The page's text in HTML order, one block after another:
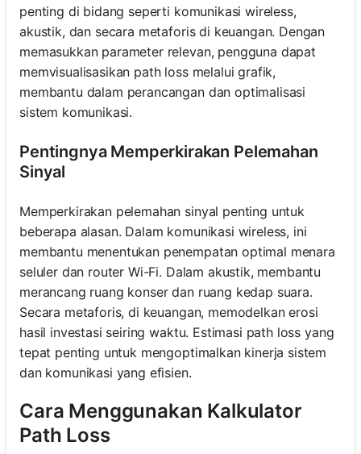
penting di bidang seperti komunikasi wireless,
akustik, dan secara metaforis di keuangan. Dengan
memasukkan parameter relevan, pengguna dapat
memvisualisasikan path loss melalui grafik,
membantu dalam perancangan dan optimalisasi
sistem komunikasi.
Pentingnya Memperkirakan Pelemahan
Sinyal
Memperkirakan pelemahan sinyal penting untuk
beberapa alasan. Dalam komunikasi wireless, ini
membantu menentukan penempatan optimal menara
seluler dan router Wi-Fi. Dalam akustik, membantu
merancang ruang konser dan ruang kedap suara.
Secara metaforis, di keuangan, memodelkan erosi
hasil investasi seiring waktu. Estimasi path loss yang
tepat penting untuk mengoptimalkan kinerja sistem
dan komunikasi yang efisien.
Cara Menggunakan Kalkulator
Path Loss